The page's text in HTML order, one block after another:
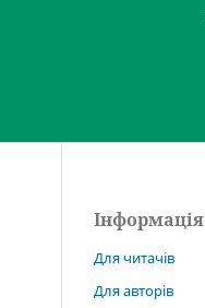
Інформація
Для читачів
Для авторів